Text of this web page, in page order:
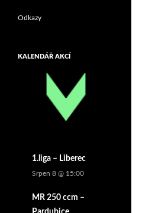
Odkazy
KALENDÁŘ AKCÍ
1.liga – Liberec
Srpen 8 @ 15:00
MR 250 ccm –